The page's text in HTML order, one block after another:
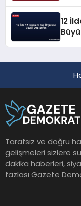
12
Tarafsız ve doğru
gelişmeleri sizlere
dakika haberleri,
fazlası Gazete